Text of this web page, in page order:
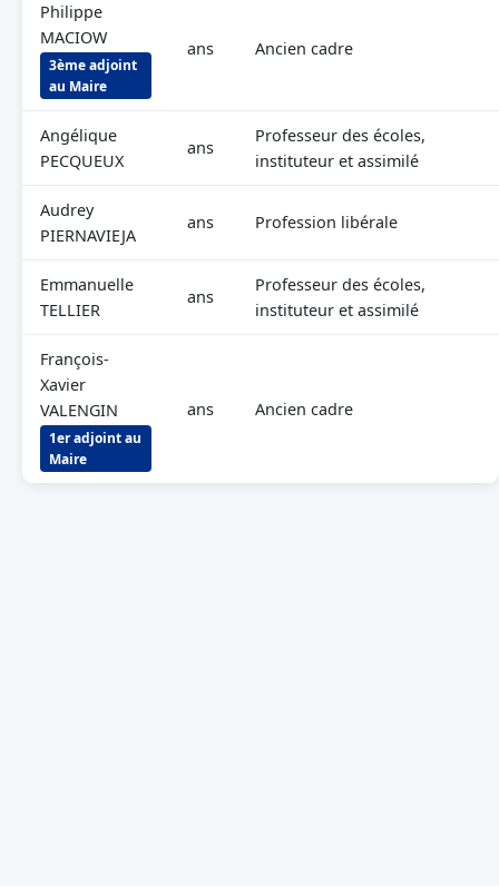
Philippe
MACIOW
3ème adjoint
au Maire
ans Ancien cadre
Angélique
PECQUEUX
ans
Professeur des écoles,
instituteur et assimilé
Audrey
PIERNAVIEJA
ans Profession libérale
Emmanuelle
TELLIER
ans
Professeur des écoles,
instituteur et assimilé
François-
Xavier
VALENGIN
1er adjoint au
Maire
ans Ancien cadre